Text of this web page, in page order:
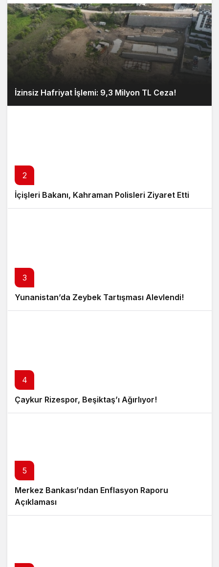
İzinsiz Hafriyat İşlemi: 9,3 Milyon TL Ceza!
2
İçişleri Bakanı, Kahraman Polisleri Ziyaret Etti
3
Yunanistan’da Zeybek Tartışması Alevlendi!
4
Çaykur Rizespor, Beşiktaş’ı Ağırlıyor!
5
Merkez Bankası’ndan Enflasyon Raporu
Açıklaması